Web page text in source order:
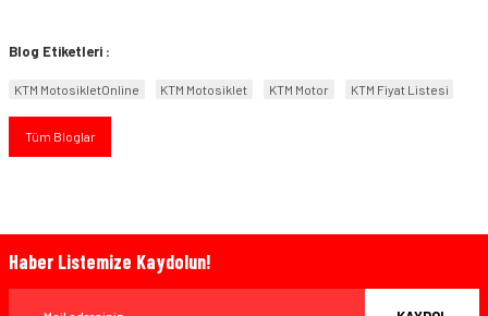
Blog Etiketleri :
KTM MotosikletOnline KTM Motosiklet KTM Motor KTM Fiyat Listesi
Tüm Bloglar
Haber Listemize Kaydolun!